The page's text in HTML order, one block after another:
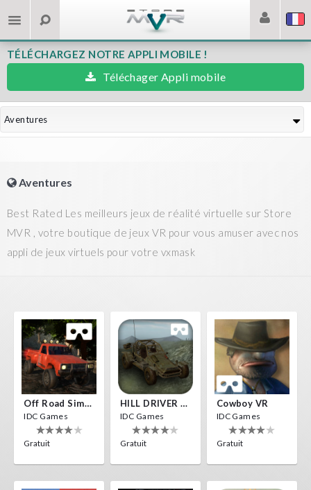
TÉLÉCHARGEZ NOTRE APPLI MOBILE !
Téléchager Appli mobile
Aventures
Aventures
Best Rated Les meilleurs jeux de réalité virtuelle sur Store
MVR , votre boutique de jeux VR pour vous amuser avec nos
appli de jeux virtuels pour votre vxmask
Off Road Simulator VR
IDC Games
Gratuit
HILL DRIVER VR
IDC Games
Gratuit
Cowboy VR
IDC Games
Gratuit